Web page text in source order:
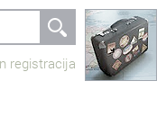
registracija